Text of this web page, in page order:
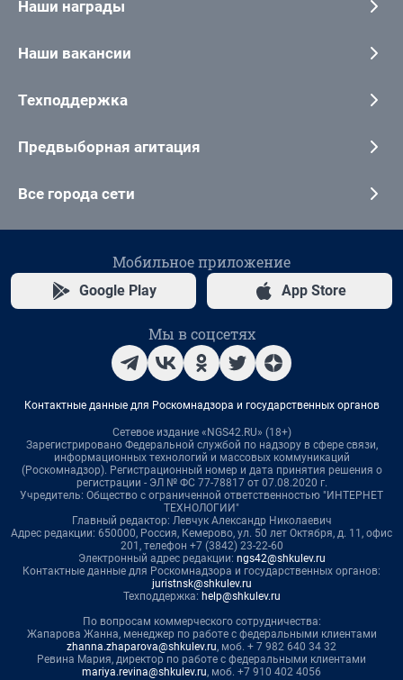
Наши награды
Наши вакансии
Техподдержка
Предвыборная агитация
Все города сети
Мобильное приложение
Google Play App Store
Мы в соцсетях
Контактные данные для Роскомнадзора и государственных органов
Сетевое издание «NGS42.RU» (18+)
Зарегистрировано Федеральной службой по надзору в сфере связи,
информационных технологий и массовых коммуникаций
(Роскомнадзор). Регистрационный номер и дата принятия решения о
регистрации - ЭЛ № ФС 77-78817 от 07.08.2020 г.
Учредитель: Общество с ограниченной ответственностью "ИНТЕРНЕТ
ТЕХНОЛОГИИ"
Главный редактор: Левчук Александр Николаевич
Адрес редакции: 650000, Россия, Кемерово, ул. 50 лет Октября, д. 11, офис
201, телефон +7 (3842) 23-22-60
Электронный адрес редакции: ngs42@shkulev.ru
Контактные данные для Роскомнадзора и государственных органов:
juristnsk@shkulev.ru
Техподдержка: help@shkulev.ru
По вопросам коммерческого сотрудничества:
Жапарова Жанна, менеджер по работе с федеральными клиентами
zhanna.zhaparova@shkulev.ru, моб. + 7 982 640 34 32
Ревина Мария, директор по работе с федеральными клиентами
mariya.revina@shkulev.ru, моб. +7 910 402 4056